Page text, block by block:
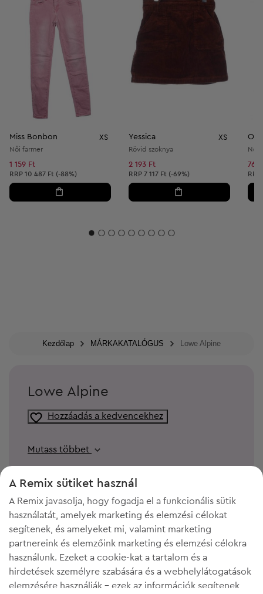
Miss Bonbon XS
Női farmer
1 159 Ft
Ajánlott ár:
RRP 10 487 Ft (-88%)
Yessica XS
Rövid szoknya
2 193 Ft
Ajánlott ár:
RRP 7 117 Ft (-69%)
Női
769
RRP
Kezdőlap MÁRKAKATALÓGUS Lowe Alpine
Lowe Alpine
Hozzáadás a kedvencekhez
Mutass többet
KELL A HELY A GARDRÓBODBAN?
A Remix sütiket használ
A Remix javasolja, hogy fogadja el a funkcionális sütik
használatát, amelyek marketing és elemzési célokat
segítenek, és amelyeket mi, valamint marketing
partnereink és elemzőink marketing és elemzési célokra
használunk. Ezeket a cookie-kat a tartalom és a
hirdetések személyre szabására és a webhelylátogatások
elemzésére használják - ezek az információk segítenek